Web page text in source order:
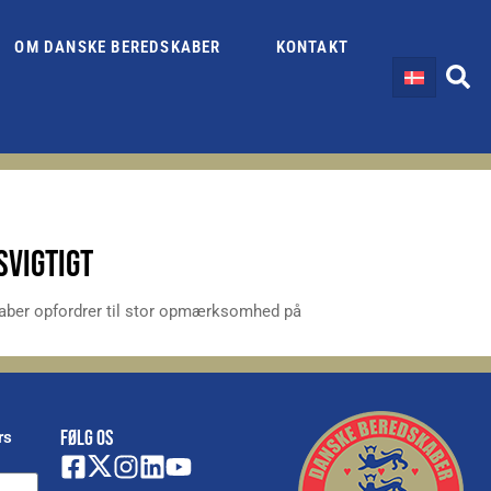
OM DANSKE BEREDSKABER KONTAKT
opfordrer til stor opmærksomhed på
FØLG OS